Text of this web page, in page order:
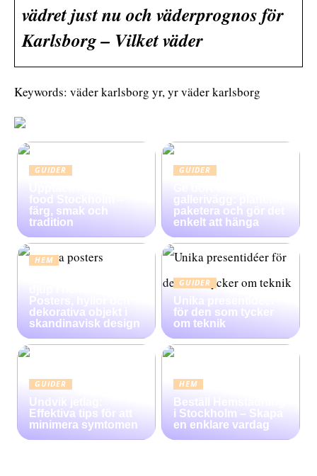
vädret just nu och väderprognos för
Karlsborg – Vilket väder
Keywords: väder karlsborg yr, yr väder karlsborg
GUIDER
food Stockholm –
färg, smak och
tradition
GUIDER
gallerivägg: planera,
paketera och gör det
enkelt att hänga
HEM
Posters, hyllor och
dekorativa objekt i
skandinavisk design
GUIDER
Unika presentidéer
för den som tycker
om teknik
GUIDER
Undvik jetlag:
Effektiva tips för att
minimera symtomen
HEM
Beställ Hemstädning
i Stockholm – Skapa
en enklare vardag